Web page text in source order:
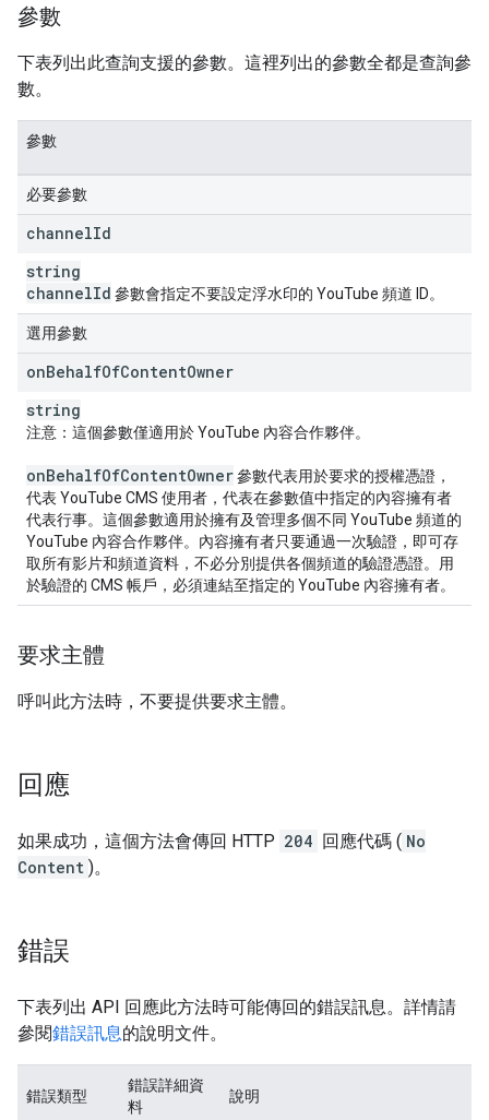
參數
下表列出此查詢支援的參數。這裡列出的參數全都是查詢參
數。
參數
必要參數
channelId
string
channelId 參數會指定不要設定浮水印的 YouTube 頻道 ID。
選用參數
onBehalfOfContentOwner
string
注意： 這個參數僅適用於 YouTube 內容合作夥伴。
onBehalfOfContentOwner參數代表用於要求的授權憑證，
代表 YouTube CMS 使用者，代表在參數值中指定的內容擁有者
代表行事。這個參數適用於擁有及管理多個不同 YouTube 頻道的
YouTube 內容合作夥伴。內容擁有者只要通過一次驗證，即可存
取所有影片和頻道資料，不必分別提供各個頻道的驗證憑證。用
於驗證的 CMS 帳戶，必須連結至指定的 YouTube 內容擁有者。
要求主體
呼叫此方法時，不要提供要求主體。
回應
如果成功，這個方法會傳回 HTTP 204 回應代碼 ( No
Content )。
錯誤
下表列出 API 回應此方法時可能傳回的錯誤訊息。詳情請
參閱錯誤訊息的說明文件。
錯誤類型
錯誤詳細資
料
說明